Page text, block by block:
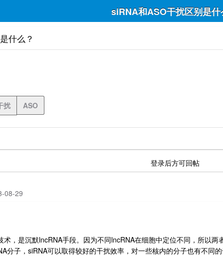
siRNA和ASO干扰区别是
什么？
扰 ASO
登录后方可回帖
08-29
术，是沉默lncRNA手段。因为不同 lncRNA在细胞中定位不同，所以两
分子， siRNA可以取得较好的干扰效率，对一些核内的分子也有不同